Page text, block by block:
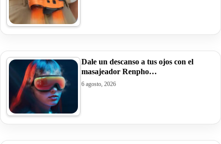
Dale un descanso a tus ojos con el
masajeador Renpho…
6 agosto, 2026